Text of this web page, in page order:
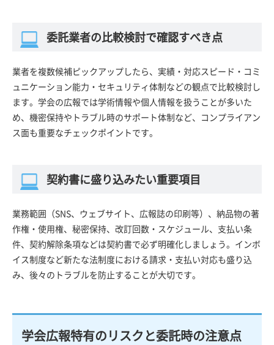
委託業者の比較検討で確認すべき点
業者を複数候補ピックアップしたら、実績・対応スピード・コミ
ュニケーション能力・セキュリティ体制などの観点で比較検討し
ます。学会の広報では学術情報や個人情報を扱うことが多いた
め、機密保持やトラブル時のサポート体制など、コンプライアン
ス面も重要なチェックポイントです。
契約書に盛り込みたい重要項目
業務範囲（SNS、ウェブサイト、広報誌の印刷等）、納品物の著
作権・使用権、秘密保持、改訂回数・スケジュール、支払い条
件、契約解除条項などは契約書で必ず明確化しましょう。インボ
イス制度など新たな法制度における請求・支払い対応も盛り込
み、後々のトラブルを防止することが大切です。
学会広報特有のリスクと委託時の注意点